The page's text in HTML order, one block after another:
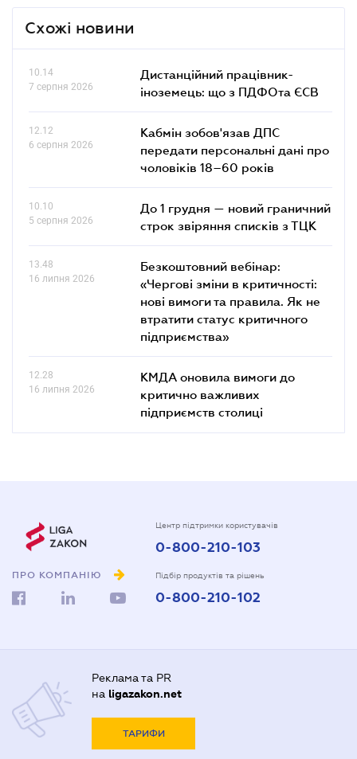
Схожі новини
10.14
7 серпня 2026
Дистанційний працівник-
іноземець: що з ПДФОта ЄСВ
12.12
6 серпня 2026
Кабмін зобов'язав ДПС
передати персональні дані про
чоловіків 18–60 років
10.10
5 серпня 2026
До 1 грудня — новий граничний
строк звіряння списків з ТЦК
13.48
16 липня 2026
Безкоштовний вебінар:
«Чергові зміни в критичності:
нові вимоги та правила. Як не
втратити статус критичного
підприємства»
12.28
16 липня 2026
КМДА оновила вимоги до
критично важливих
підприємств столиці
ПРО КОМПАНІЮ
Центр підтримки користувачів
0-800-210-103
Підбір продуктів та рішень
0-800-210-102
Реклама та PR
на ligazakon.net
ТАРИФИ